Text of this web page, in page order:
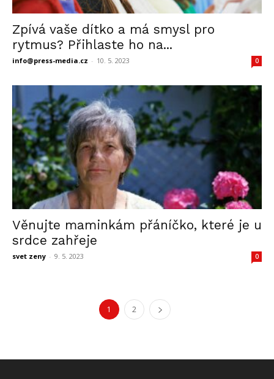
Zpívá vaše dítko a má smysl pro
rytmus? Přihlaste ho na...
info@press-media.cz - 10. 5. 2023 0
Věnujte maminkám přáníčko, které je u
srdce zahřeje
svet zeny - 9. 5. 2023 0
1 2